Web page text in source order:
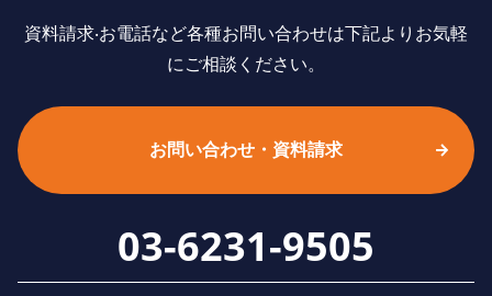
資料請求‧お電話など各種お問い合わせは下記よりお気軽
にご相談ください。
お問い合わせ・資料請求
03-6231-9505